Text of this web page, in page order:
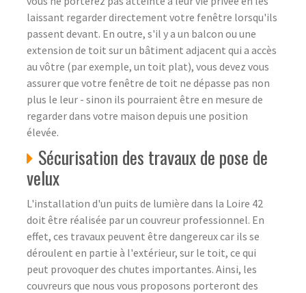
laissant regarder directement votre fenêtre lorsqu'ils
passent devant. En outre, s'il y a un balcon ou une
extension de toit sur un bâtiment adjacent qui a accès
au vôtre (par exemple, un toit plat), vous devez vous
assurer que votre fenêtre de toit ne dépasse pas non
plus le leur - sinon ils pourraient être en mesure de
regarder dans votre maison depuis une position
élevée.
Sécurisation des travaux de pose de
velux
L'installation d'un puits de lumière dans la Loire 42
doit être réalisée par un couvreur professionnel. En
effet, ces travaux peuvent être dangereux car ils se
déroulent en partie à l'extérieur, sur le toit, ce qui
peut provoquer des chutes importantes. Ainsi, les
couvreurs que nous vous proposons porteront des